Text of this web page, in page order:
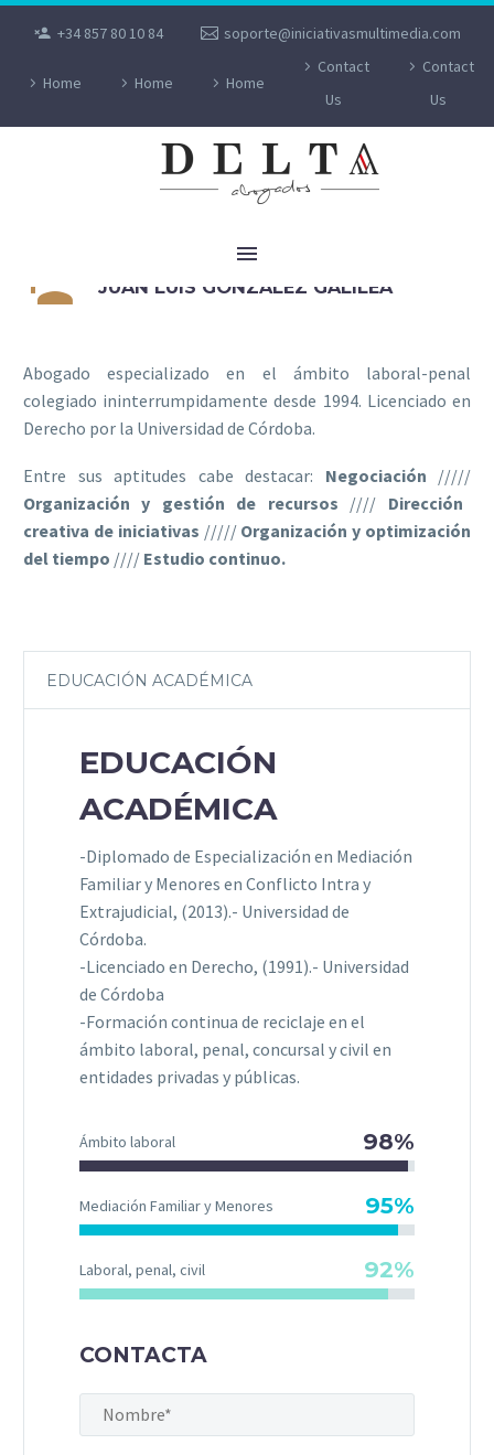
+34 857 80 10 84 soporte@iniciativasmultimedia.com
Home Home Home
Contact
Us
Contact
Us

 JUAN LUIS GONZALEZ GALILEA
Abogado especializado en el ámbito laboral-penal
colegiado ininterrumpidamente desde 1994. Licenciado en
Derecho por la Universidad de Córdoba.
Entre sus aptitudes cabe destacar: Negociación /////
Organización y gestión de recursos //// Dirección
creativa de iniciativas ///// Organización y optimización
del tiempo //// Estudio continuo.
EDUCACIÓN ACADÉMICA
EDUCACIÓN
ACADÉMICA
-Diplomado de Especialización en Mediación
Familiar y Menores en Conflicto Intra y
Extrajudicial, (2013).- Universidad de
Córdoba.
-Licenciado en Derecho, (1991).- Universidad
de Córdoba
-Formación continua de reciclaje en el
ámbito laboral, penal, concursal y civil en
entidades privadas y públicas.
Ámbito laboral 98%
Mediación Familiar y Menores 95%
Laboral, penal, civil 92%
CONTACTA